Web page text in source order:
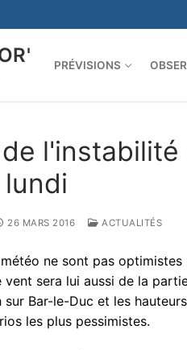
PRÉVISIONS
26 MARS 2016 ACTUALITÉS
ne sont pas
vent sera lui aussi de la
sur Bar-le-Duc et les
les plus pessimistes.